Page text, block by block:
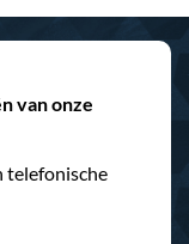
van onze
telefonische